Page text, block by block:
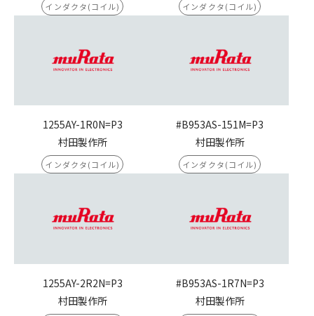
インダクタ(コイル) インダクタ(コイル)
1255AY-1R0N=P3
村田製作所
インダクタ(コイル)
#B953AS-151M=P3
村田製作所
インダクタ(コイル)
1255AY-2R2N=P3
村田製作所
#B953AS-1R7N=P3
村田製作所